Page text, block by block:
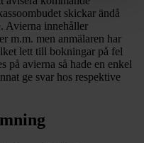
skickar ändå
Avierna innehåller
m.m. men anmälaren har
lett till bokningar på fel
på avierna så hade en enkel
ge svar hos respektive